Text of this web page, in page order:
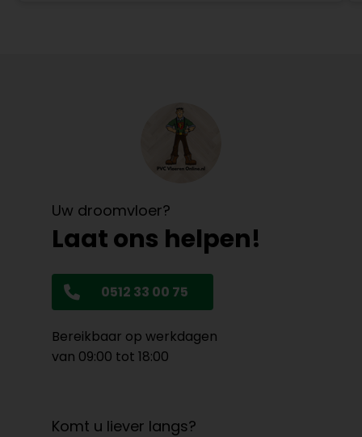
Uw droomvloer?
Laat ons helpen!
0512 33 00 75
Bereikbaar op werkdagen
van 09:00 tot 18:00
Komt u liever langs?